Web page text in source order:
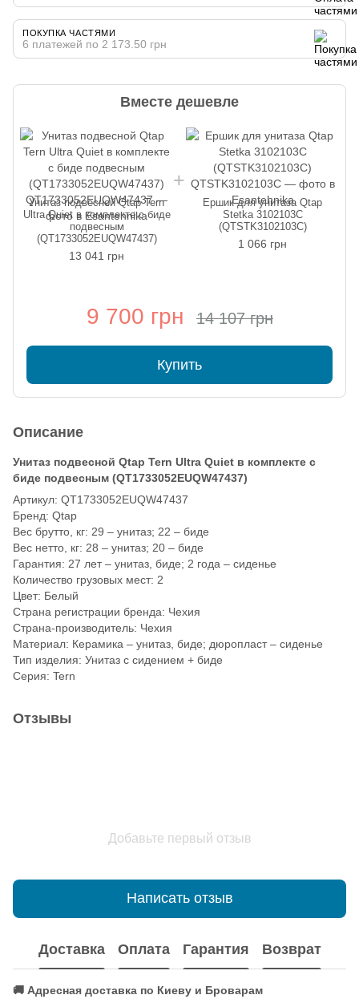
ПОКУПКА ЧАСТЯМИ
6 платежей по 2 173.50 грн
Вместе дешевле
Унитаз подвесной Qtap Tern
Ultra Quiet в комплекте с биде
подвесным
(QT1733052EUQW47437)
13 041 грн
Ершик для унитаза Qtap
Stetka 3102103C
(QTSTK3102103C)
1 066 грн
9 700 грн 14 107 грн
Купить
Описание
Унитаз подвесной Qtap Tern Ultra Quiet в комплекте с
биде подвесным (QT1733052EUQW47437)
Артикул: QT1733052EUQW47437
Бренд: Qtap
Вес брутто, кг: 29 – унитаз; 22 – биде
Вес нетто, кг: 28 – унитаз; 20 – биде
Гарантия: 27 лет – унитаз, биде; 2 года – сиденье
Количество грузовых мест: 2
Цвет: Белый
Страна регистрации бренда: Чехия
Страна-производитель: Чехия
Материал: Керамика – унитаз, биде; дюропласт – сиденье
Тип изделия: Унитаз с сидением + биде
Серия: Tern
Отзывы
Добавьте первый отзыв
Написать отзыв
Доставка Оплата Гарантия Возврат
🚚 Адресная доставка по Киеву и Броварам